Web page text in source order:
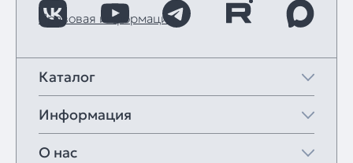
Правовая информация
Каталог
Информация
О нас